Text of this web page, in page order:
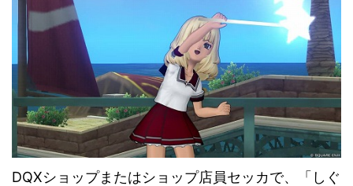
DQXショップまたはショップ店員セッカで、「しぐ